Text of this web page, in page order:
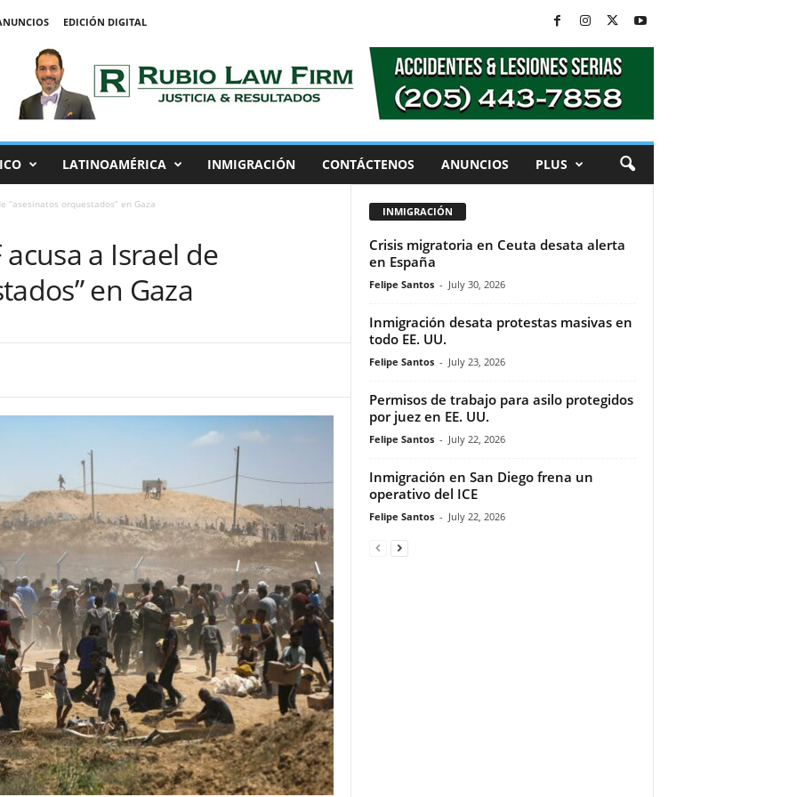
EDICIÓN DIGITAL
LATINOAMÉRICA INMIGRACIÓN CONTÁCTENOS ANUNCIOS PLUS
“asesinatos orquestados” en Gaza
a Israel de
en Gaza
INMIGRACIÓN
Crisis migratoria en Ceuta desata alerta
en España
Felipe Santos - July 30, 2026
Inmigración desata protestas masivas en
todo EE. UU.
Felipe Santos - July 23, 2026
Permisos de trabajo para asilo protegidos
por juez en EE. UU.
Felipe Santos - July 22, 2026
Inmigración en San Diego frena un
operativo del ICE
Felipe Santos - July 22, 2026